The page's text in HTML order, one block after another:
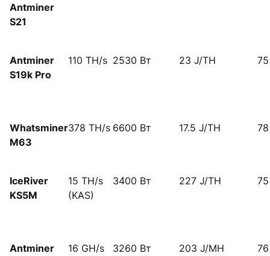
Antminer
S21
Antminer
S19k Pro
110 TH/s 2530 Вт 23 J/TH 75
Whatsminer
M63
378 TH/s 6600 Вт 17.5 J/TH 78
IceRiver
KS5M
15 TH/s
(KAS)
3400 Вт 227 J/TH 75
Antminer 16 GH/s 3260 Вт 203 J/MH 76